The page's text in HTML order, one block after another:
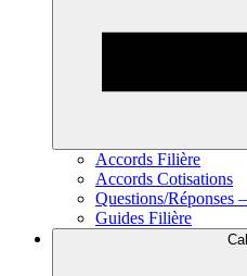
Accords Filière
Accords Cotisations
Questions/Réponses
Guides Filière